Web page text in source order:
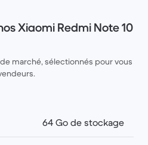
Xiaomi Redmi Note 10
marché, sélectionnés pour vous
64 Go de stockage